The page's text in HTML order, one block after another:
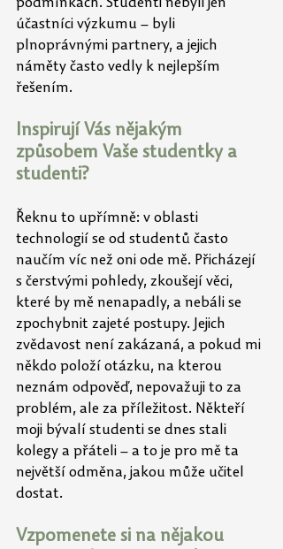
podmínkách. Studenti nebyli jen
účastníci výzkumu – byli
plnoprávnými partnery, a jejich
náměty často vedly k nejlepším
řešením.
Inspirují Vás nějakým
způsobem Vaše studentky a
studenti?
Řeknu to upřímně: v oblasti
technologií se od studentů často
naučím víc než oni ode mě. Přicházejí
s čerstvými pohledy, zkoušejí věci,
které by mě nenapadly, a nebáli se
zpochybnit zajeté postupy. Jejich
zvědavost není zakázaná, a pokud mi
někdo položí otázku, na kterou
neznám odpověď, nepovažuji to za
problém, ale za příležitost. Někteří
moji bývalí studenti se dnes stali
kolegy a přáteli – a to je pro mě ta
největší odměna, jakou může učitel
dostat.
Vzpomenete si na nějakou